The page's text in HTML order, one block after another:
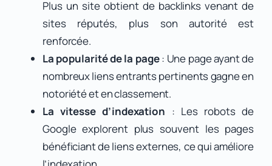
Plus un site obtient de backlinks venant de
sites réputés, plus son autorité est
renforcée.
La popularité de la page: Une page ayant de
nombreux liens entrants pertinents gagne en
notoriété et en classement.
La vitesse d’indexation : Les robots de
Google explorent plus souvent les pages
bénéficiant de liens externes, ce qui améliore